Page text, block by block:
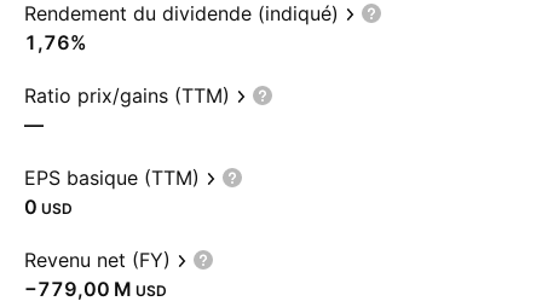
Rendement du dividende (indiqué)
1,76%
Ratio prix/gains (TTM)
—
EPS basique (TTM)
0 USD
Revenu net (FY)
‪−779,00 M‬ USD